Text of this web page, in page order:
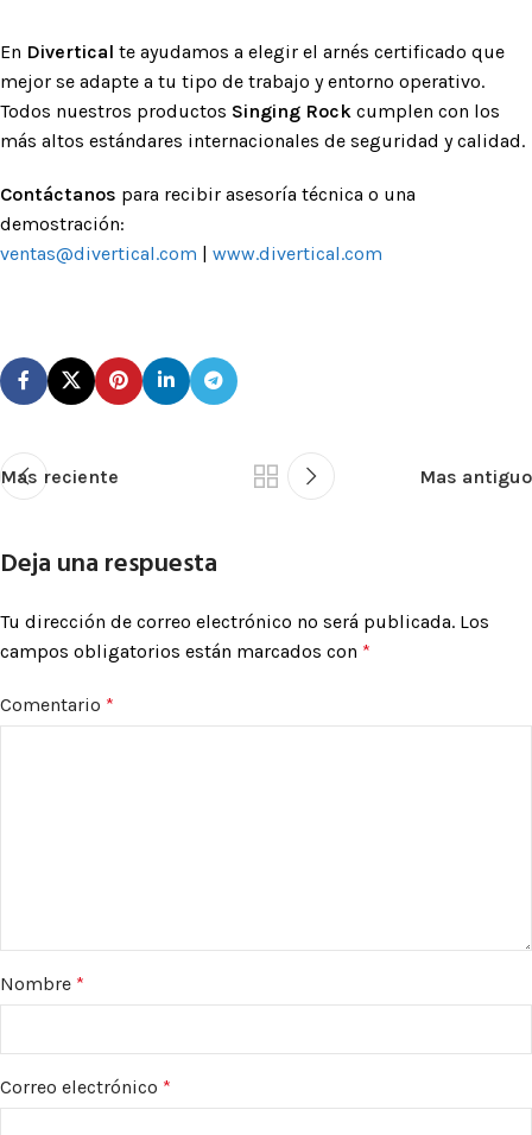
En Divertical te ayudamos a elegir el arnés certificado que
mejor se adapte a tu tipo de trabajo y entorno operativo.
Todos nuestros productos Singing Rock cumplen con los
más altos estándares internacionales de seguridad y calidad.
Contáctanos para recibir asesoría técnica o una
demostración:
ventas@divertical.com | www.divertical.com
Mas reciente Mas antiguo
Deja una respuesta
Tu dirección de correo electrónico no será publicada. Los
campos obligatorios están marcados con *
Comentario *
Nombre *
Correo electrónico *